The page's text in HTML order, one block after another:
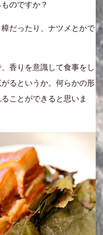
のですか？
だったり、ナツメとかで
香りを意識して食事をし
るというか。何らかの形
ことができると思いま